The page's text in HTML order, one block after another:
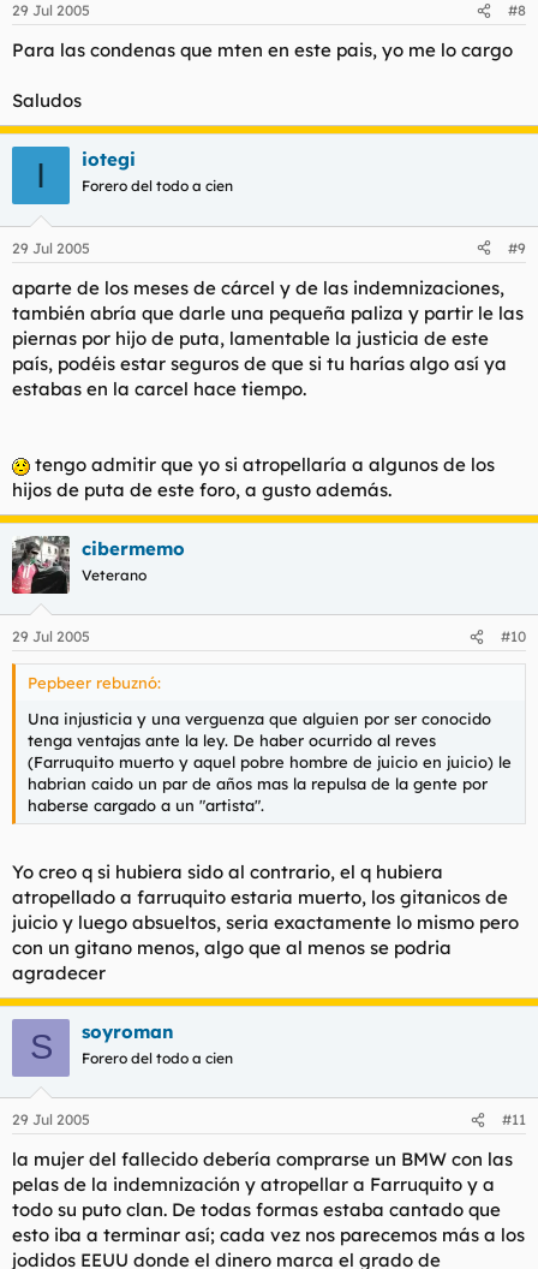
29 Jul 2005 #8
Para las condenas que mten en este pais, yo me lo cargo
Saludos
I iotegi
Forero del todo a cien
29 Jul 2005 #9
aparte de los meses de cárcel y de las indemnizaciones,
también abría que darle una pequeña paliza y partir le las
piernas por hijo de puta, lamentable la justicia de este
país, podéis estar seguros de que si tu harías algo así ya
estabas en la carcel hace tiempo.
tengo admitir que yo si atropellaría a algunos de los
hijos de puta de este foro, a gusto además.
cibermemo
Veterano
29 Jul 2005 #10
Pepbeer rebuznó:
Una injusticia y una verguenza que alguien por ser conocido
tenga ventajas ante la ley. De haber ocurrido al reves
(Farruquito muerto y aquel pobre hombre de juicio en juicio) le
habrian caido un par de años mas la repulsa de la gente por
haberse cargado a un "artista".
Yo creo q si hubiera sido al contrario, el q hubiera
atropellado a farruquito estaria muerto, los gitanicos de
juicio y luego absueltos, seria exactamente lo mismo pero
con un gitano menos, algo que al menos se podria
agradecer
S soyroman
Forero del todo a cien
29 Jul 2005 #11
la mujer del fallecido debería comprarse un BMW con las
pelas de la indemnización y atropellar a Farruquito y a
todo su puto clan. De todas formas estaba cantado que
esto iba a terminar así; cada vez nos parecemos más a los
jodidos EEUU donde el dinero marca el grado de